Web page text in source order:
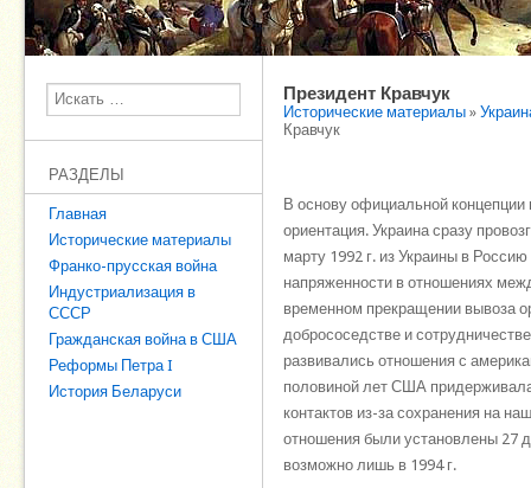
Поиск
РАЗДЕЛЫ
Главная
Исторические материалы
Франко-прусская война
Индустриализация в
СССР
Гражданская война в США
Реформы Петра I
История Беларуси
Президент Кравчук
Исторические материалы »
Кравчук
В основу официальной концепции
ориентация. Украина сразу
марту 1992 г. из Украины в
напряженности в отношениях
временном прекращении вывоза
добрососедстве и
развивались отношения с
половиной лет США
контактов из-за сохранения на
отношения были установлены 27
возможно лишь в 1994 г.